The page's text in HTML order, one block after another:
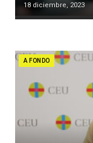
18 diciembre, 2023
A FONDO